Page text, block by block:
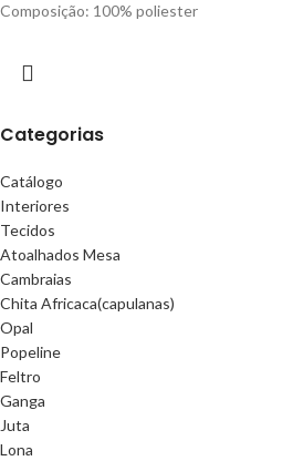
Categorias
Catálogo
Interiores
Tecidos
Atoalhados Mesa
Cambraias
Chita Africaca(capulanas)
Opal
Popeline
Feltro
Ganga
Juta
Lona
Composição: 100% poliester